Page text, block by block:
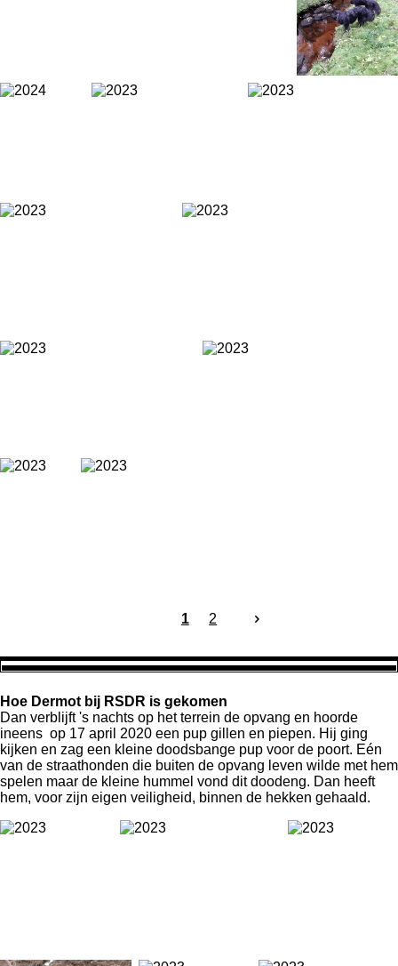
1 2
Hoe Dermot bij RSDR is gekomen
Dan verblijft 's nachts op het terrein de opvang en hoorde
ineens op 17 april 2020 een pup gillen en piepen. Hij ging
kijken en zag een kleine doodsbange pup voor de poort. Eén
van de straathonden die buiten de opvang leven wilde met hem
spelen maar de kleine hummel vond dit doodeng. Dan heeft
hem, voor zijn eigen veiligheid, binnen de hekken gehaald.